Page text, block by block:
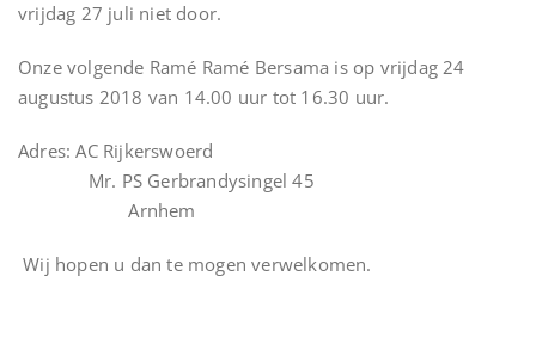
vrijdag 27 juli niet door.
Onze volgende Ramé Ramé Bersama is op vrijdag 24
augustus 2018 van 14.00 uur tot 16.30 uur.
Adres: AC Rijkerswoerd
Mr. PS Gerbrandysingel 45
Arnhem
Wij hopen u dan te mogen verwelkomen.